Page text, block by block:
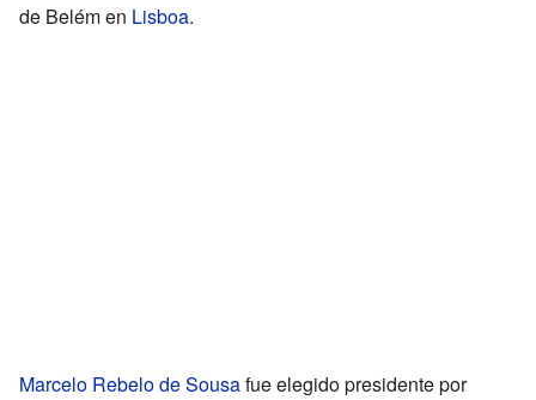
de Belém en Lisboa.
Marcelo Rebelo de Sousafue elegido presidente por